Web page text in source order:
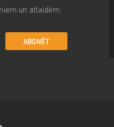
un atlaidēm.
ABONĒT